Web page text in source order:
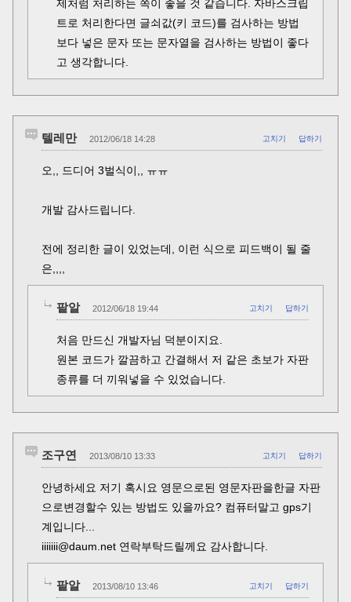
제처럼 처리하는 쪽이 좋을 것 같습니다. 자바스크립
트로 처리한다면 글쇠값(키 코드)를 검사하는 방법
보다 넣은 문자 또는 문자열을 검사하는 방법이 좋다
고 생각합니다.
텔레만 2012/06/18 14:28 고치기 답하기
오,, 드디어 3벌식이,, ㅠㅠ
개발 감사드립니다.
전에 정리한 글이 있었는데, 이런 식으로 피드백이 될 줄
은,,,,
팥알 2012/06/18 19:44 고치기 답하기
처음 만드신 개발자님 덕분이지요.
원본 코드가 깔끔하고 간결해서 저 같은 초보가 자판
종류를 더 끼워넣을 수 있었습니다.
조구연 2013/08/10 13:33 고치기 답하기
안녕하세요 저기 혹시요 영문으로된 영문자판을한글 자판
으로변경할수 있는 방법도 있을까요? 컴퓨터말고 gps기
계입니다...
iiiiiii@daum.net 연락부탁드릴께요 감사합니다.
팥알 2013/08/10 13:46 고치기 답하기